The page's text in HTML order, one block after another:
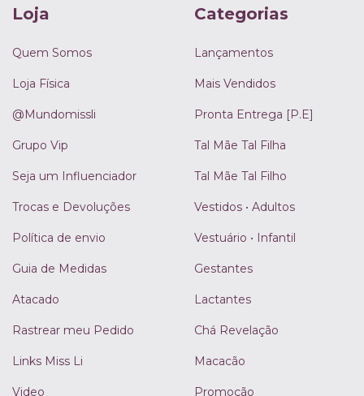
Loja
Quem Somos
Loja Física
@Mundomissli
Grupo Vip
Seja um Influenciador
Trocas e Devoluções
Política de envio
Guia de Medidas
Atacado
Rastrear meu Pedido
Links Miss Li
Video
Categorias
Lançamentos
Mais Vendidos
Pronta Entrega [P.E]
Tal Mãe Tal Filha
Tal Mãe Tal Filho
Vestidos • Adultos
Vestuário • Infantil
Gestantes
Lactantes
Chá Revelação
Macacão
Promoção